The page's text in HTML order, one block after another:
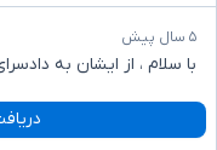
۵ سال پیش
با سلام ، از ایشان به